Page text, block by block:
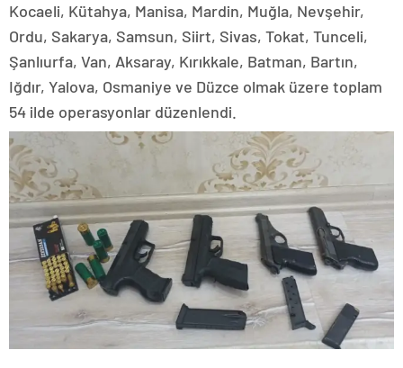
Kocaeli, Kütahya, Manisa, Mardin, Muğla, Nevşehir,
Ordu, Sakarya, Samsun, Siirt, Sivas, Tokat, Tunceli,
Şanlıurfa, Van, Aksaray, Kırıkkale, Batman, Bartın,
Iğdır, Yalova, Osmaniye ve Düzce olmak üzere toplam
54 ilde operasyonlar düzenlendi.